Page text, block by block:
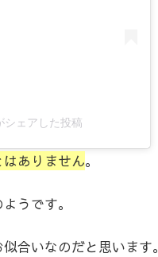
ェアした投稿
ありません。
うです。
合いなのだと思います。